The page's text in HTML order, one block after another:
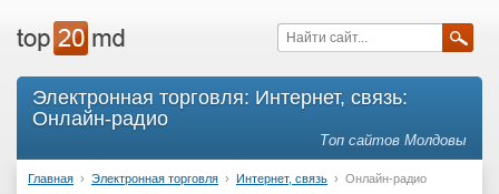
Электронная торговля: Интернет, связь:
Онлайн-радио
Топ сайтов Молдовы
Главная › Электронная торговля › Интернет, связь › Онлайн-радио